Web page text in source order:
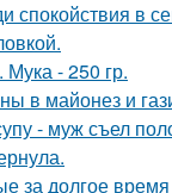
спокойствия в
- 250 гр.
в майонез и
- муж съел
за долгое